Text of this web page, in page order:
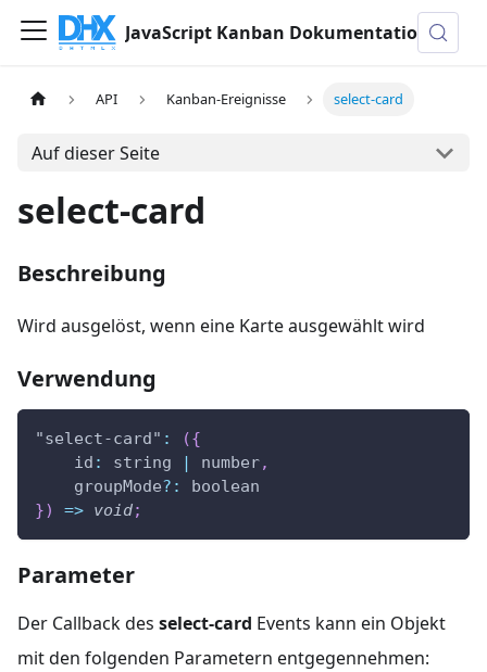
JavaScript Kanban Dokumentation
API Kanban-Ereignisse select-card
Auf dieser Seite
select-card
Beschreibung
Wird ausgelöst, wenn eine Karte ausgewählt wird
Verwendung
"select-card" : ({
id : string | number,
    groupMode
? :
boolean
}) => void;
Parameter
Der Callback des select-card Events kann ein Objekt
mit den folgenden Parametern entgegennehmen: